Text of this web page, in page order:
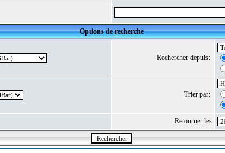
Options de recherche
Rechercher depuis:
Trier par:
Retourner les